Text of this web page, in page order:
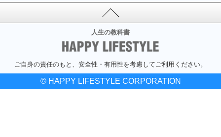
人生の教科書
ご自身の責任のもと、安全性・有用性を考慮してご利用ください。
© HAPPY LIFESTYLE CORPORATION